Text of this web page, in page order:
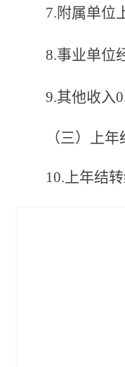
7.附属单位
8.事业单位
9.其他收入0
（三） 上
10.上年结